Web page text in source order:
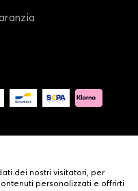
dei nostri visitatori, per
personalizzati e offrirti